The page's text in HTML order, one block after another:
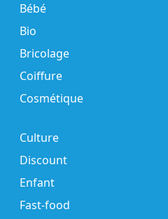
Bébé
Bio
Bricolage
Coiffure
Cosmétique
Culture
Discount
Enfant
Fast-food